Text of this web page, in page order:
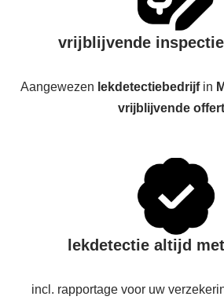
vrijblijvende
Aangewezen lekdetectiebedrijfin
vrijblijvende
lekdetectie altijd
incl. rapportage voor uw